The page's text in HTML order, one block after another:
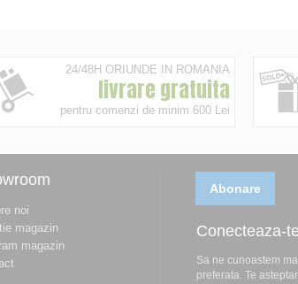
24/48H ORIUNDE IN ROMANIA
livrare gratuita
pentru comenzi de minim 600 Lei
noi
magazin
magazin
Abonare
Conecteaza-te
Sa ne cunoastem
preferata. Te